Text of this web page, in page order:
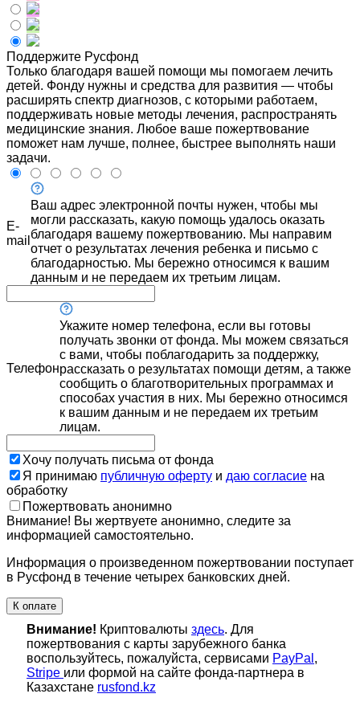
Поддержите Русфонд
Только благодаря вашей помощи мы помогаем лечить
детей. Фонду нужны и средства для развития — чтобы
расширять спектр диагнозов, с которыми работаем,
поддерживать новые методы лечения, распространять
медицинские знания. Любое ваше пожертвование
поможет нам лучше, полнее, быстрее выполнять наши
задачи.
E-
mail
Ваш адрес электронной почты нужен, чтобы мы
могли рассказать, какую помощь удалось оказать
благодаря вашему пожертвованию. Мы направим
отчет о результатах лечения ребенка и письмо с
благодарностью. Мы бережно относимся к вашим
данным и не передаем их третьим лицам.
Телефон
Укажите номер телефона, если вы готовы
получать звонки от фонда. Мы можем связаться
с вами, чтобы поблагодарить за поддержку,
рассказать о результатах помощи детям, а также
сообщить о благотворительных программах и
способах участия в них. Мы бережно относимся
к вашим данным и не передаем их третьим
лицам.
Хочу получать письма от фонда
Я принимаю публичную оферту и даю согласие на
обработку
Пожертвовать анонимно
Внимание! Вы жертвуете анонимно, следите за
информацией самостоятельно.
Информация о произведенном пожертвовании поступает
в Русфонд в течение четырех банковских дней.
К оплате
Внимание! Криптовалюты здесь. Для
пожертвования с карты зарубежного банка
воспользуйтесь, пожалуйста, сервисами PayPal ,
Stripe или формой на сайте фонда-партнера в
Казахстане rusfond.kz